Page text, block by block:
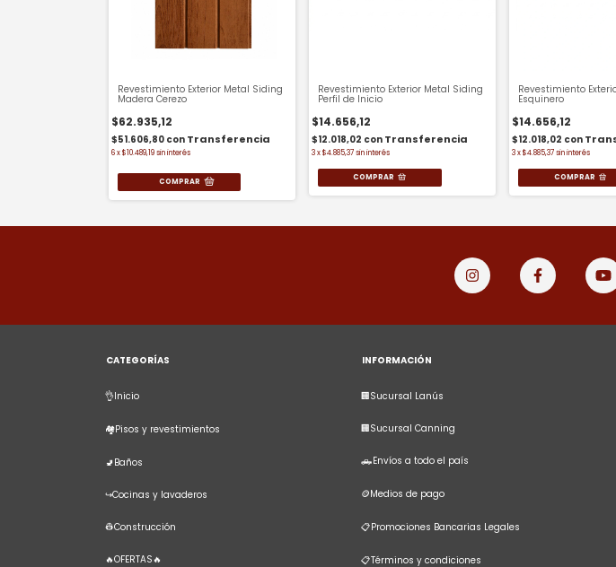
Revestimiento Exterior Metal Siding
Madera Cerezo
$62.935,12
$51.606,80 con
6x$10.489,19sin interés
Revestimiento Exterior Metal Siding
Perfil de Inicio
$14.656,12
$12.018,02 con
3x$4.885,37sin interés
COMPRAR
Revestimiento
Esquinero
$14.656,12
$12.018,02 con
3 x$4.885,37 sin interés
COMPRAR
CATEGORÍAS
👌Inicio
🏘️Pisos y revestimientos
🚽Baños
↪️Cocinas y lavaderos
👷Construcción
🔥OFERTAS🔥
INFORMACIÓN
🏢Sucursal Lanús
🏢Sucursal Canning
🛻Envíos a todo el país
🪙Medios de pago
📋Promociones Bancarias Legales
📋Términos y condiciones